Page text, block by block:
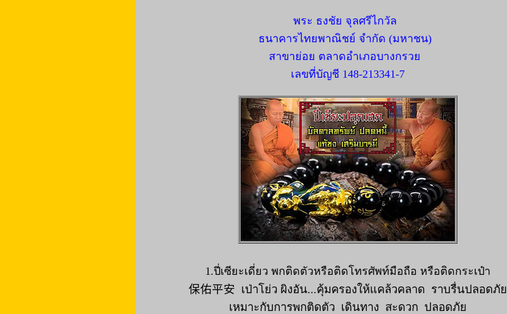
พระ ธงชัย จุลศรีไกวัล
ธนาคารไทยพาณิชย์ จำกัด (มหาชน)
สาขาย่อย ตลาดอำเภอบางกรวย
เลขที่บัญชี 148-213341-7
1.ปี่เซียะเดี่ยว พกติดตัวหรือติดโทรศัพท์มือถือ หรือติดกระเป๋า
保佑平安 เป่าโย่ว ผิงอัน...คุ้มครองให้แคล้วคลาด ราบรื่นปลอดภัย
เหมาะกับการพกติดตัว เดินทาง สะดวก ปลอดภัย